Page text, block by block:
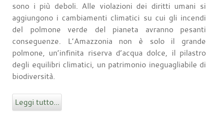
sono i più deboli. Alle violazioni dei diritti umani si
aggiungono i cambiamenti climatici su cui gli incendi
del polmone verde del pianeta avranno pesanti
conseguenze. L’Amazzonia non è solo il grande
polmone, un’infinita riserva d’acqua dolce, il pilastro
degli equilibri climatici, un patrimonio ineguagliabile di
biodiversità.
Leggi tutto...